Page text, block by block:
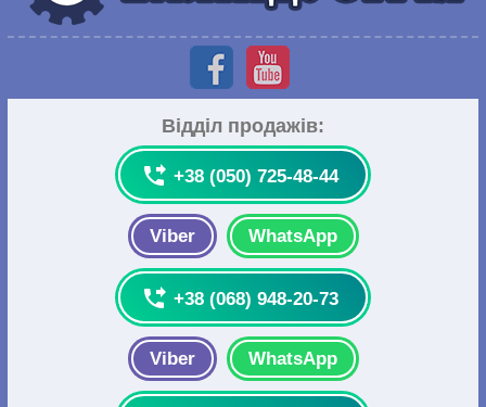
Відділ продажів:
 +38 (050) 725-48-44
Viber WhatsApp
 +38 (068) 948-20-73
Viber WhatsApp